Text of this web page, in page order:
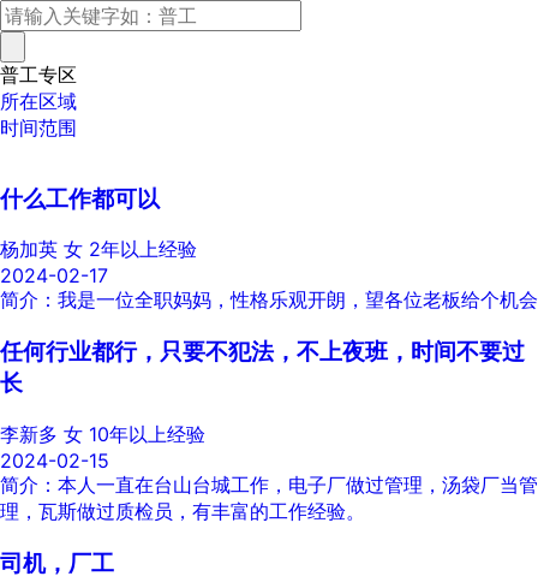
普工专区
所在区域
时间范围
什么工作都可以
杨加英 女 2年以上经验
2024-02-17
简介：我是一位全职妈妈，性格乐观开朗，望各位老板给个机会
任何行业都行，只要不犯法，不上夜班，时间不要过
长
李新多 女 10年以上经验
2024-02-15
简介：本人一直在台山台城工作，电子厂做过管理，汤袋厂当管
理，瓦斯做过质检员，有丰富的工作经验。
司机，厂工